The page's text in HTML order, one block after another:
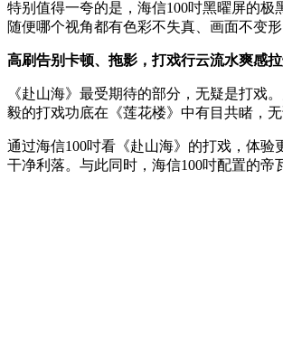
特别值得一夸的是，海信100吋黑曜屏的
随便哪个视角都有色彩不失真、画面不变形
高刷告别卡顿、拖影，打戏行云流水爽感
《赴山海》最受期待的部分，无疑是打戏
毅的打戏功底在《莲花楼》中有目共睹，
通过海信100吋看《赴山海》的打戏，体
干净利落。与此同时，海信100吋配置的帝